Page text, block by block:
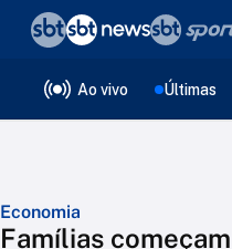
Ao vivo Últimas
Economia
Famílias
❮voltar
Editorias